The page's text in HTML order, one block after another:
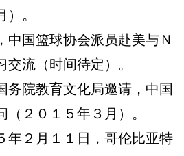
。
国篮球协会派员赴美与Ｎ
流（时间待定）。
院教育文化局邀请，中国
２０１５年３月）。
２月１１日，哥伦比亚特